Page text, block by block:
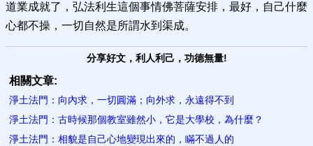
道業成就了，弘法利生這個事情佛菩薩安排，最好，自己什麼
心都不操，一切自然是所謂水到渠成。
分享好文，利人利己，功德無量!
相關文章:
淨土法門：向內求，一切圓滿；向外求，永遠得不到
淨土法門：古時候那個教室雖然小，它是大學校，為什麼？
淨土法門：相貌是自己心地變現出來的，瞞不過人的